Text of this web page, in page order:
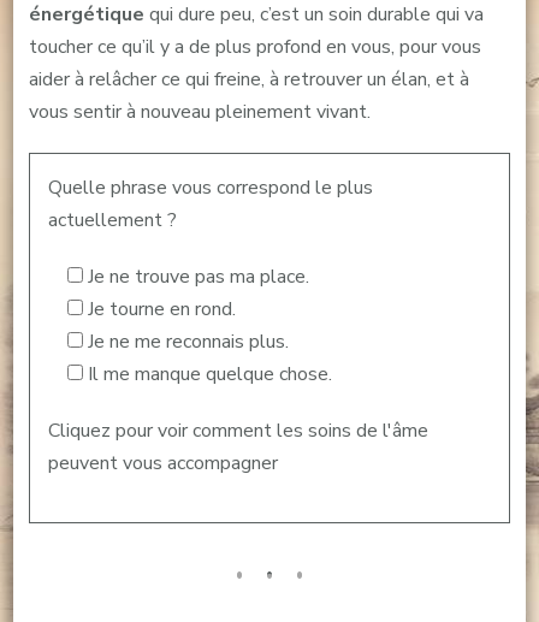
énergétique qui dure peu, c’est un soin durable qui va
toucher ce qu’il y a de plus profond en vous, pour vous
aider à relâcher ce qui freine, à retrouver un élan, et à
vous sentir à nouveau pleinement vivant.
Quelle phrase vous correspond le plus
actuellement ?
Je ne trouve pas ma place.
Je tourne en rond.
Je ne me reconnais plus.
Il me manque quelque chose.
Cliquez pour voir comment les soins de l'âme
peuvent vous accompagner